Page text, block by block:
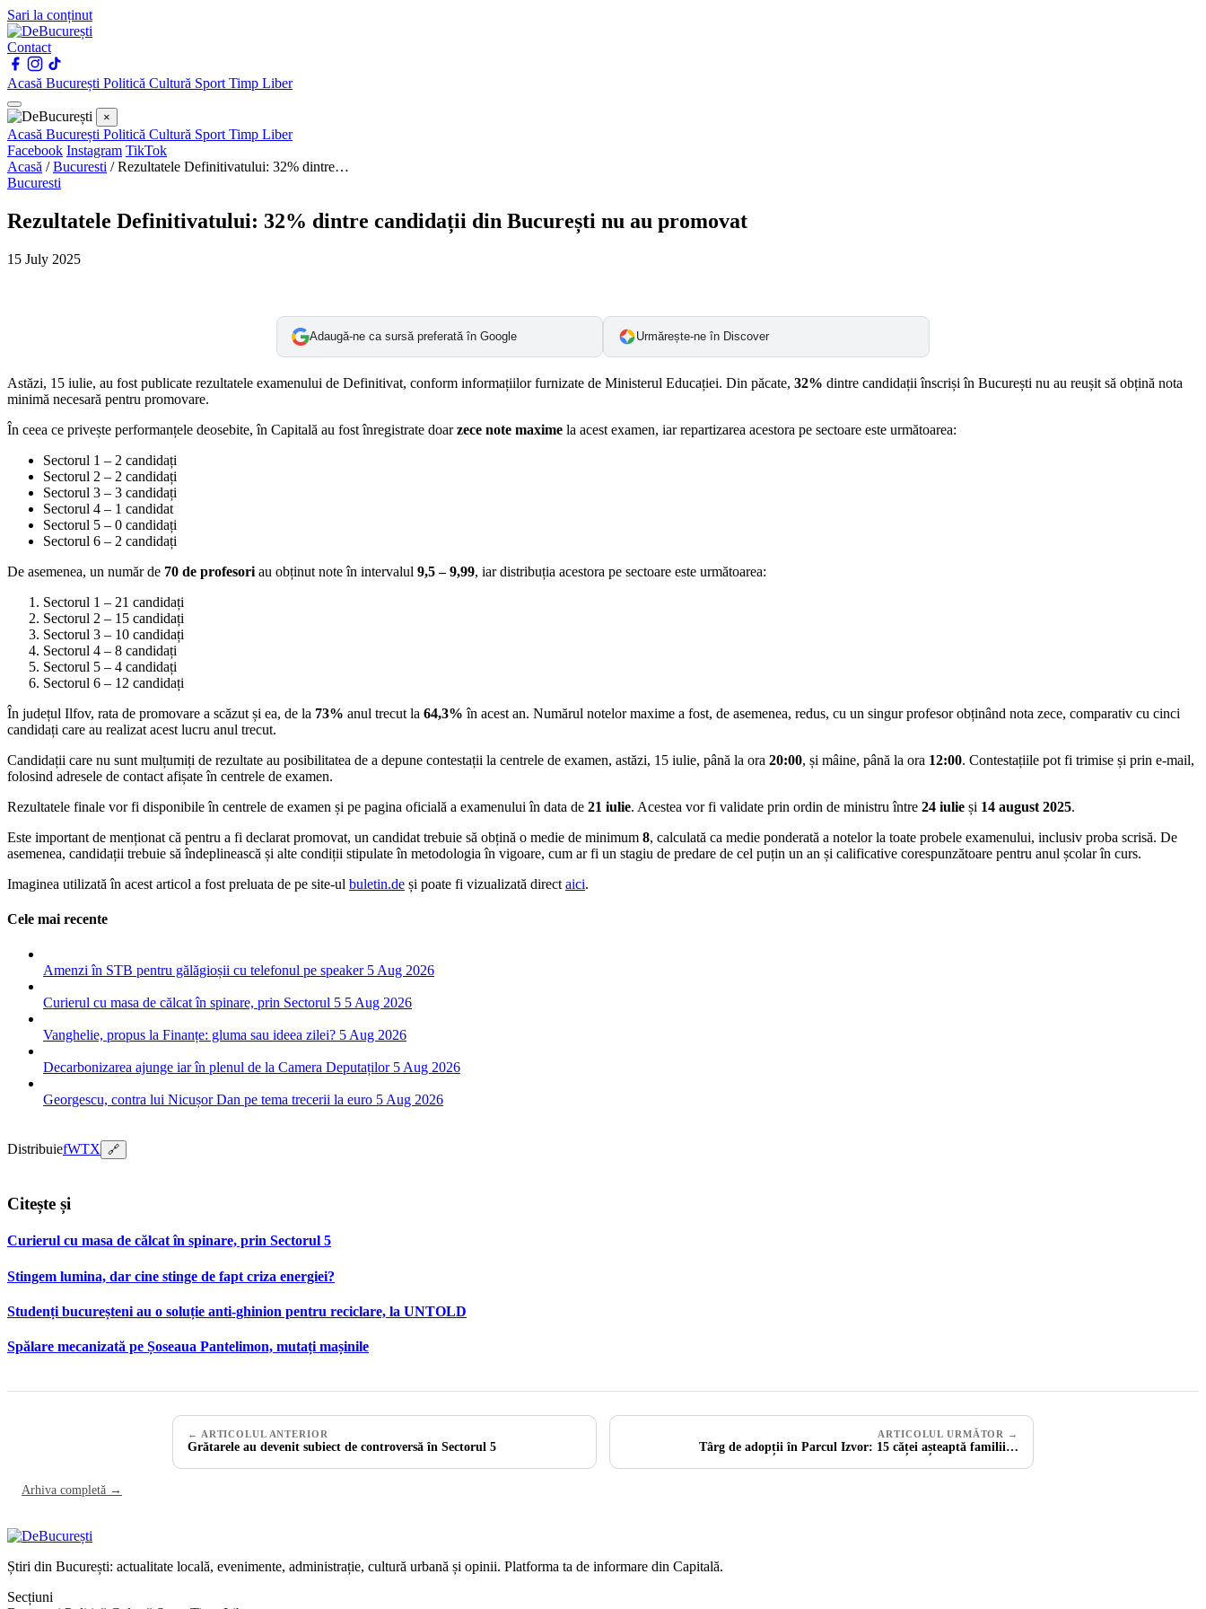
Sari la conținut
Contact
Acasă București Politică Cultură Sport Timp Liber
×
Acasă București Politică Cultură Sport Timp Liber
Facebook Instagram TikTok
Acasă /Bucuresti /Rezultatele Definitivatului: 32% dintre…
Bucuresti
Rezultatele Definitivatului: 32% dintre candidații din București nu au promovat
15 July 2025
Adaugă-ne ca sursă preferată în Google Urmărește-ne în Discover
Astăzi, 15 iulie, au fost publicate rezultatele examenului de Definitivat, conform informațiilor furnizate de Ministerul Educației. Din păcate, 32% dintre candidații înscriși în București nu au reușit să obțină nota
minimă necesară pentru promovare.
În ceea ce privește performanțele deosebite, în Capitală au fost înregistrate doarzece note maxime la acest examen, iar repartizarea acestora pe sectoare este următoarea:
Sectorul 1 – 2 candidați
Sectorul 2 – 2 candidați
Sectorul 3 – 3 candidați
Sectorul 4 – 1 candidat
Sectorul 5 – 0 candidați
Sectorul 6 – 2 candidați
De asemenea, un număr de 70 de profesori au obținut note în intervalul 9,5 – 9,99, iar distribuția acestora pe sectoare este următoarea:
Sectorul 1 – 21 candidați
Sectorul 2 – 15 candidați
Sectorul 3 – 10 candidați
Sectorul 4 – 8 candidați
Sectorul 5 – 4 candidați
Sectorul 6 – 12 candidați
În județul Ilfov, rata de promovare a scăzut și ea, de la 73% anul trecut la 64,3% în acest an. Numărul notelor maxime a fost, de asemenea, redus, cu un singur profesor obținând nota zece, comparativ cu cinci
candidați care au realizat acest lucru anul trecut.
Candidații care nu sunt mulțumiți de rezultate au posibilitatea de a depune contestații la centrele de examen, astăzi, 15 iulie, până la ora 20:00, și mâine, până la ora 12:00. Contestațiile pot fi trimise și prin e-mail,
folosind adresele de contact afișate în centrele de examen.
Rezultatele finale vor fi disponibile în centrele de examen și pe pagina oficială a examenului în data de 21 iulie. Acestea vor fi validate prin ordin de ministru între 24 iulie și 14 august 2025.
Este important de menționat că pentru a fi declarat promovat, un candidat trebuie să obțină o medie de minimum 8, calculată ca medie ponderată a notelor la toate probele examenului, inclusiv proba scrisă. De
asemenea, candidații trebuie să îndeplinească și alte condiții stipulate în metodologia în vigoare, cum ar fi un stagiu de predare de cel puțin un an și calificative corespunzătoare pentru anul școlar în curs.
Imaginea utilizată în acest articol a fost preluata de pe site-ul buletin.de și poate fi vizualizată direct aici.
Cele mai recente
Amenzi în STB pentru gălăgioșii cu telefonul pe speaker 5 Aug 2026
Curierul cu masa de călcat în spinare, prin Sectorul 5 5 Aug 2026
Vanghelie, propus la Finanțe: gluma sau ideea zilei? 5 Aug 2026
Decarbonizarea ajunge iar în plenul de la Camera Deputaților 5 Aug 2026
Georgescu, contra lui Nicușor Dan pe tema trecerii la euro 5 Aug 2026
DistribuiefWTX 🔗
Citește și
Curierul cu masa de călcat în spinare, prin Sectorul 5
Stingem lumina, dar cine stinge de fapt criza energiei?
Studenți bucureșteni au o soluție anti-ghinion pentru reciclare, la UNTOLD
Spălare mecanizată pe Șoseaua Pantelimon, mutați mașinile
← ARTICOLUL ANTERIOR
Grătarele au devenit subiect de controversă în Sectorul 5
ARTICOLUL URMĂTOR →
Târg de adopții în Parcul Izvor: 15 căței așteaptă familii…
Arhiva completă →
Știri din București: actualitate locală, evenimente, administrație, cultură urbană și opinii. Platforma ta de informare din Capitală.
Secțiuni